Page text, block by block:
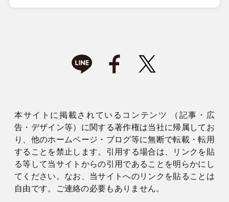
本サイトに掲載されているコンテンツ （記事・広
告・デザイン等）に関する著作権は当社に帰属してお
り、他のホームページ・ブログ等に無断で転載・転用
することを禁止します。引用する場合は、リンクを貼
る等して当サイトからの引用であることを明らかにし
てください。なお、当サイトへのリンクを貼ることは
自由です。ご連絡の必要もありません。